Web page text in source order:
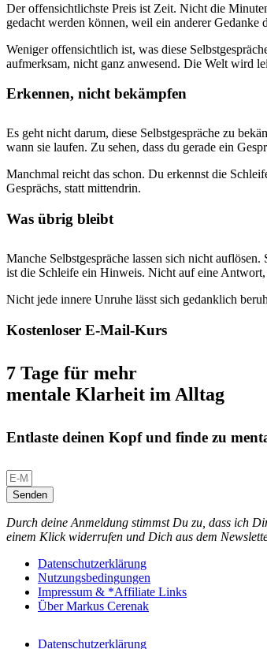
Der offensichtlichste Preis ist Zeit. Nicht die
gedacht werden können, weil ein anderer Gedanke
Weniger offensichtlich ist, was diese
aufmerksam, nicht ganz anwesend. Die Welt wird
Erkennen, nicht bekämpfen
Es geht nicht darum, diese Selbstgespräche zu
wann sie laufen. Zu sehen, dass du gerade ein
Manchmal reicht das schon. Du erkennst die
Gesprächs, statt mittendrin.
Was übrig bleibt
Manche Selbstgespräche lassen sich nicht
ist die Schleife ein Hinweis. Nicht auf eine
Nicht jede innere Unruhe lässt sich gedanklich
Kostenloser E-Mail-Kurs
7 Tage für mehr
mentale Klarheit im Alltag
Entlaste deinen Kopf und finde zu
Senden
Durch deine Anmeldung stimmst Du zu, dass ich
einem Klick widerrufen und Dich aus dem
Datenschutzerklärung
Nutzungsbedingungen
Impressum & *Affiliate Links
Über Markus Cerenak
Datenschutzerklärung